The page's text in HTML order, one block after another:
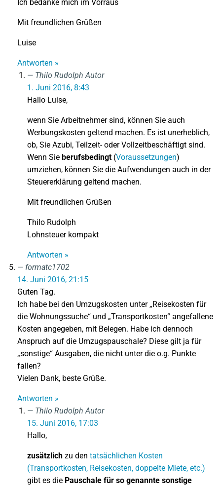
Ich bedanke mich im Vorraus
Mit freundlichen Grüßen
Luise
Antworten »
Thilo Rudolph Autor
1. Juni 2016, 8:43
Hallo Luise,
wenn Sie Arbeitnehmer sind, können Sie auch
Werbungskosten geltend machen. Es ist unerheblich,
ob, Sie Azubi, Teilzeit- oder Vollzeitbeschäftigt sind.
Wenn Sie berufsbedingt(Voraussetzungen)
umziehen, können Sie die Aufwendungen auch in der
Steuererklärung geltend machen.
Mit freundlichen Grüßen
Thilo Rudolph
Lohnsteuer kompakt
Antworten »
formatc1702
14. Juni 2016, 21:15
Guten Tag.
Ich habe bei den Umzugskosten unter „Reisekosten für
die Wohnungssuche“ und „Transportkosten“ angefallene
Kosten angegeben, mit Belegen. Habe ich dennoch
Anspruch auf die Umzugspauschale? Diese gilt ja für
„sonstige“ Ausgaben, die nicht unter die o.g. Punkte
fallen?
Vielen Dank, beste Grüße.
Antworten »
Thilo Rudolph Autor
15. Juni 2016, 17:03
Hallo,
zusätzlich zu den tatsächlichen Kosten
(Transportkosten, Reisekosten, doppelte Miete, etc.)
gibt es die Pauschale für so genannte sonstige